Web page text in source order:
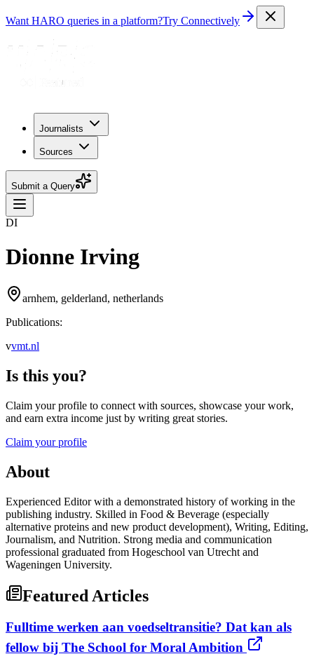
Want HARO queries in a platform?Try Connectively
Journalists
Sources
Submit a Query
DI
Dionne Irving
arnhem, gelderland, netherlands
Publications:
vvmt.nl
Is this you?
Claim your profile to connect with sources, showcase your work,
and earn extra income just by writing great stories.
Claim your profile
About
Experienced Editor with a demonstrated history of working in the
publishing industry. Skilled in Food & Beverage (especially
alternative proteins and new product development), Writing, Editing,
Journalism, and Nutrition. Strong media and communication
professional graduated from Hogeschool van Utrecht and
Wageningen University.
Featured Articles
Fulltime werken aan voedseltransitie? Dat kan als
fellow bij The School for Moral Ambition